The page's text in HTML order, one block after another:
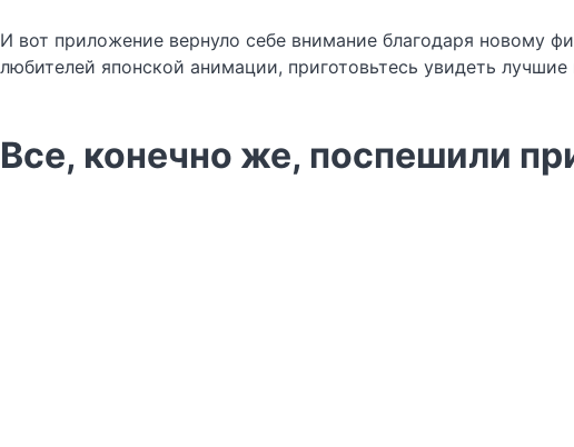
И вот приложение вернуло себе внимание благодаря новому
любителей японской анимации, приготовьтесь увидеть
Все, конечно же, поспешили